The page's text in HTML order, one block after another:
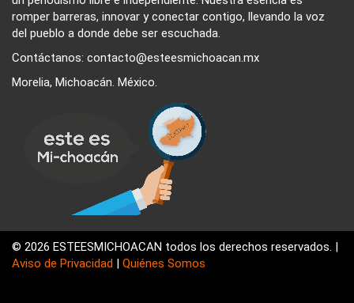
romper barreras, innovar y conectar contigo, llevando la voz
del pueblo a donde debe ser escuchada.
Contáctanos: contacto@esteesmichoacan.mx
Morelia, Michoacán. México.
© 2026 ESTEESMICHOACAN todos los derechos reservados. |
Aviso de Privacidad | Quiénes Somos